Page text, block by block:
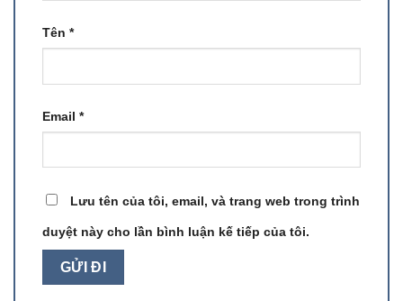
Tên *
Email *
Lưu tên của tôi, email, và trang web trong trình
duyệt này cho lần bình luận kế tiếp của tôi.